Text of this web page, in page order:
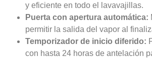
y eficiente en todo el lavavajillas.
Puerta con apertura automática:
permitir la salida del vapor al
Temporizador de inicio diferido:
con hasta 24 horas de antelación